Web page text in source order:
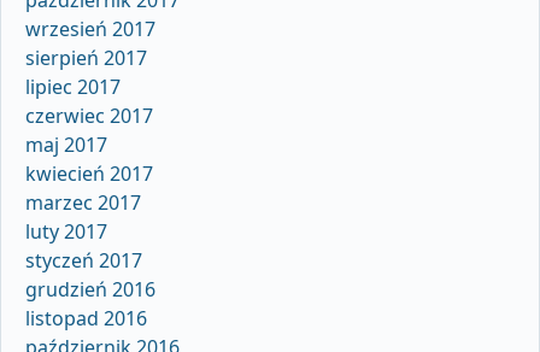
wrzesień 2017
sierpień 2017
lipiec 2017
czerwiec 2017
maj 2017
kwiecień 2017
marzec 2017
luty 2017
styczeń 2017
grudzień 2016
listopad 2016